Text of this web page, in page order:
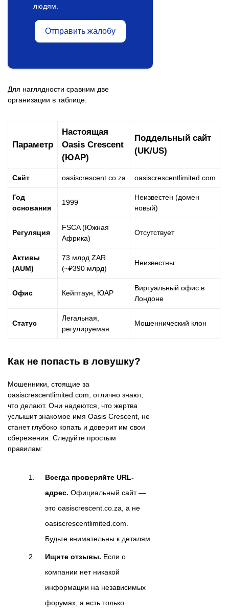
людям.
Отправить жалобу
Для наглядности сравним две
организации в таблице.
Параметр
Настоящая
Oasis Crescent
(ЮАР)
Поддельный сайт
(UK/US)
Сайт oasiscrescent.co.za oasiscrescentlimited.com
Год
основания
1999
Неизвестен (домен
новый)
Регуляция
FSCA (Южная
Африка)
Отсутствует
Активы
(AUM)
73 млрд ZAR
(~₽390 млрд)
Неизвестны
Офис Кейптаун, ЮАР
Виртуальный офис в
Лондоне
Статус
Легальная,
регулируемая
Мошеннический клон
Как не попасть в ловушку?
Мошенники, стоящие за
oasiscrescentlimited.com, отлично знают,
что делают. Они надеются, что жертва
услышит знакомое имя Oasis Crescent, не
станет глубоко копать и доверит им свои
сбережения. Следуйте простым
правилам:
Всегда проверяйте URL-
адрес. Официальный сайт —
это oasiscrescent.co.za, а не
oasiscrescentlimited.com.
Будьте внимательны к деталям.
Ищите отзывы. Если о
компании нет никакой
информации на независимых
форумах, а есть только